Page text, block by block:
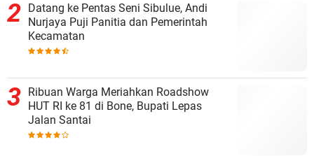
Datang ke Pentas Seni Sibulue, Andi
Nurjaya Puji Panitia dan Pemerintah
Kecamatan
Ribuan Warga Meriahkan Roadshow
HUT RI ke 81 di Bone, Bupati Lepas
Jalan Santai